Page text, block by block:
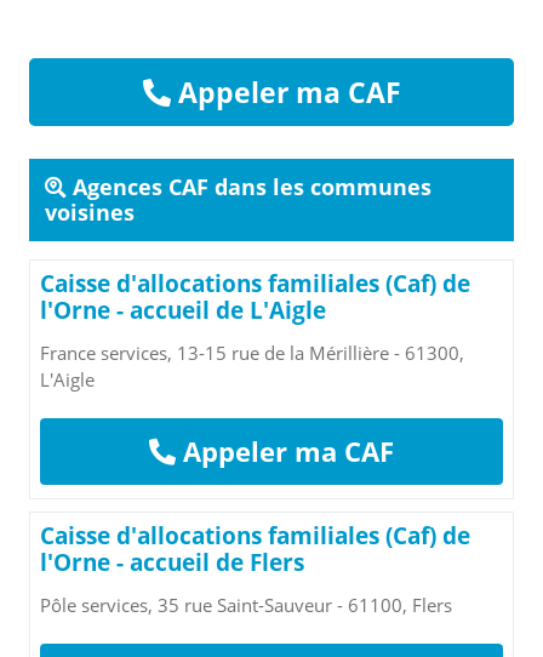
Appeler ma CAF
Agences CAF dans les communes
voisines
Caisse d'allocations familiales (Caf) de
l'Orne - accueil de L'Aigle
France services, 13-15 rue de la Mérillière - 61300,
L'Aigle
Appeler ma CAF
Caisse d'allocations familiales (Caf) de
l'Orne - accueil de Flers
Pôle services, 35 rue Saint-Sauveur - 61100, Flers